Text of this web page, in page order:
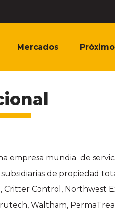
Mercados
empresa mundial de
de propiedad
Critter Control, Northwest
Waltham,